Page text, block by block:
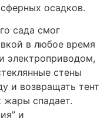
осадков.
сада смог
в любое время
электроприводом,
стены
и возвращать тент
жары спадает.
и